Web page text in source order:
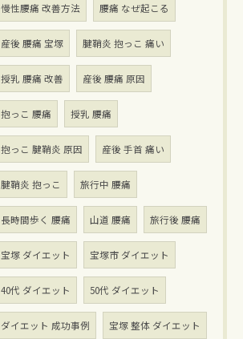
慢性腰痛 改善方法 腰痛 なぜ起こる
産後 腰痛 宝塚 腱鞘炎 抱っこ 痛い
授乳 腰痛 改善 産後 腰痛 原因
抱っこ 腰痛 授乳 腰痛
抱っこ 腱鞘炎 原因 産後 手首 痛い
腱鞘炎 抱っこ 旅行中 腰痛
長時間歩く 腰痛 山道 腰痛 旅行後 腰痛
宝塚 ダイエット 宝塚市 ダイエット
40代 ダイエット 50代 ダイエット
ダイエット 成功事例 宝塚 整体 ダイエット